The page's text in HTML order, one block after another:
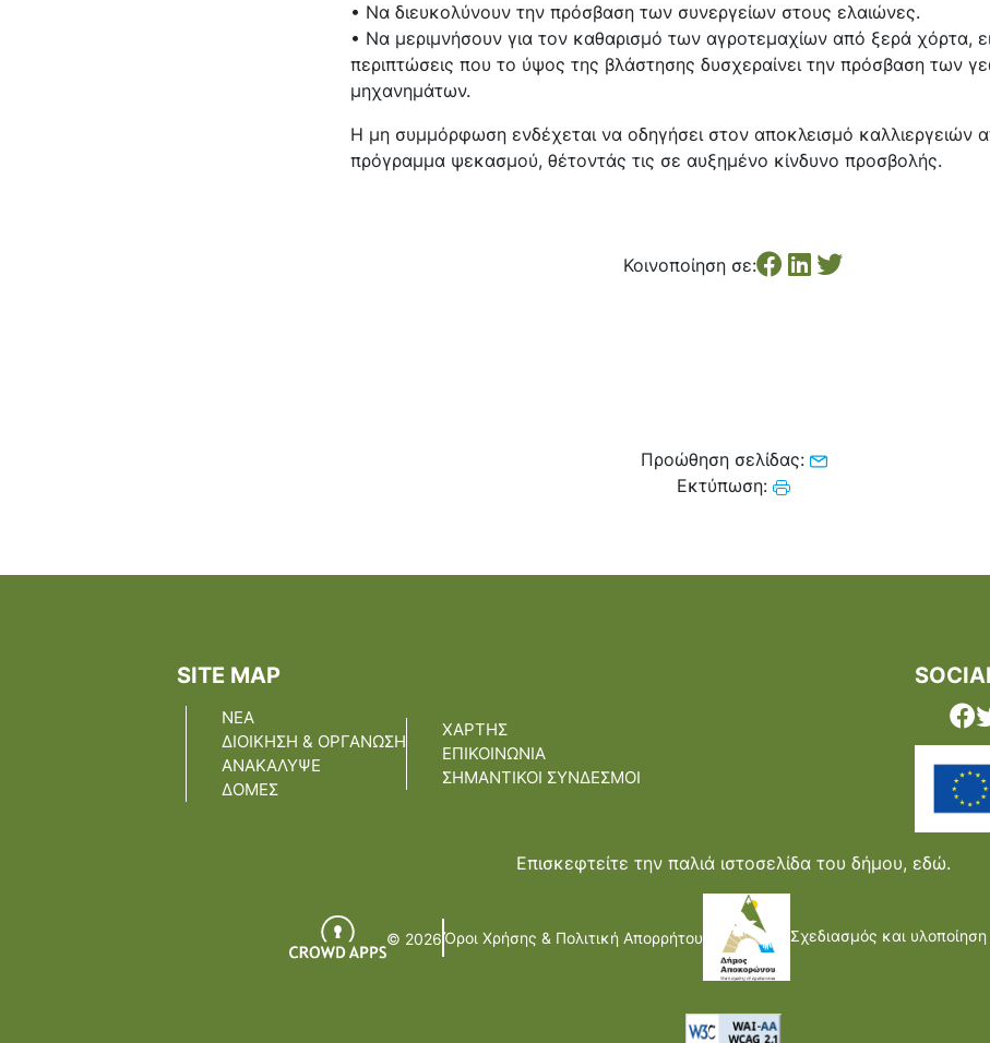
• Να διευκολύνουν την πρόσβαση των συνεργείων στους ελαιώνες.
• Να μεριμνήσουν για τον καθαρισμό των αγροτεμαχίων από ξερά χόρτα,
περιπτώσεις που το ύψος της βλάστησης δυσχεραίνει την πρόσβαση των
μηχανημάτων.
Η μη συμμόρφωση ενδέχεται να οδηγήσει στον αποκλεισμό καλλιεργειών
πρόγραμμα ψεκασμού, θέτοντάς τις σε αυξημένο κίνδυνο προσβολής.
Κοινοποίηση σε:
Προώθηση σελίδας:
Εκτύπωση:
SITE MAP
ΝΕΑ
ΔΙΟΙΚΗΣΗ & ΟΡΓΑΝΩΣΗ
ΑΝΑΚΑΛΥΨΕ
ΔΟΜΕΣ
ΧΑΡΤΗΣ
ΕΠΙΚΟΙΝΩΝΙΑ
ΣΗΜΑΝΤΙΚΟΙ ΣΥΝΔΕΣΜΟΙ
Επισκεφτείτε την παλιά ιστοσελίδα του δήμου, εδώ.
© 2026Όροι Χρήσης & Πολιτική Απορρήτου Σχεδιασμός και